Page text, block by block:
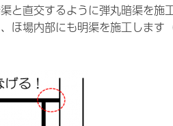
と直交するように弾丸暗渠を
ほ場内部にも明渠を施工します